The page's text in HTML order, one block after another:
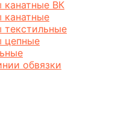
канатные ВК
канатные
текстильные
цепные
обвязки